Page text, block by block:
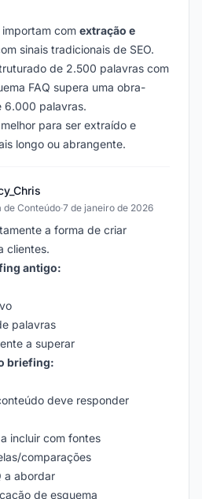
com extração e
sinais tradicionais de SEO.
de 2.500 palavras com
FAQ supera uma obra-
6.000 palavras.
para ser extraído e
longo ou abrangente.
de Conteúdo·7 de janeiro de 2026
a forma de criar
clientes.
antigo:
palavras
a superar
briefing:
deve responder
incluir com fontes
comparações
a abordar
de esquema